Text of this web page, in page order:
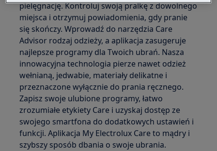
pielęgnację. Kontroluj swoją pralkę z dowolnego
miejsca i otrzymuj powiadomienia, gdy pranie
się skończy. Wprowadź do narzędzia Care
Advisor rodzaj odzieży, a aplikacja zasugeruje
najlepsze programy dla Twoich ubrań. Nasza
innowacyjna technologia pierze nawet odzież
wełnianą, jedwabie, materiały delikatne i
przeznaczone wyłącznie do prania ręcznego.
Zapisz swoje ulubione programy, łatwo
zrozumiałe etykiety Care i uzyskaj dostęp ze
swojego smartfona do dodatkowych ustawień i
funkcji. Aplikacja My Electrolux Care to mądry i
szybszy sposób dbania o swoje ubrania.